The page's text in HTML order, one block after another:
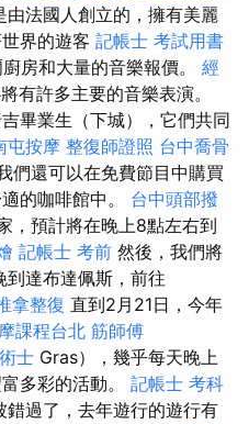
法國人創立的，擁有美麗
界的遊客 記帳士 考試用書
房和大量的音樂報價。 經
有許多主要的音樂表演。
畢業生（下城），它們共同
屯按摩 整復師證照 台中喬骨
們還可以在免費節目中購買
的咖啡館中。 台中頭部撥
，預計將在晚上8點左右到
記帳士 考前 然後，我們將
達布達佩斯，前往
拿整復 直到2月21日，今年
課程台北 筋師傅
士 Gras），幾乎每天晚上
多彩的活動。 記帳士 考科
過了，去年遊行的遊行有